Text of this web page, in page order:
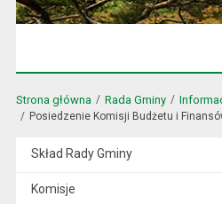
Strona główna Rada Gminy
Posiedzenie Komisji Budżetu i
Skład Rady Gminy
Komisje